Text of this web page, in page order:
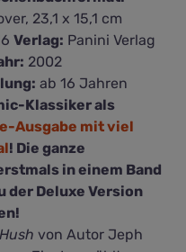
23,1 x 15,1 cm
Verlag: Panini Verlag
2002
ab 16 Jahren
Klassiker als
Ausgabe mit viel
! Die ganze
in einem Band
der Deluxe Version
Hush von Autor Jeph